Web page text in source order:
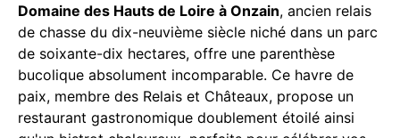
Domaine des Hauts de Loire à Onzain, ancien relais
de chasse du dix-neuvième siècle niché dans un parc
de soixante-dix hectares, offre une parenthèse
bucolique absolument incomparable. Ce havre de
paix, membre des Relais et Châteaux, propose un
restaurant gastronomique doublement étoilé ainsi